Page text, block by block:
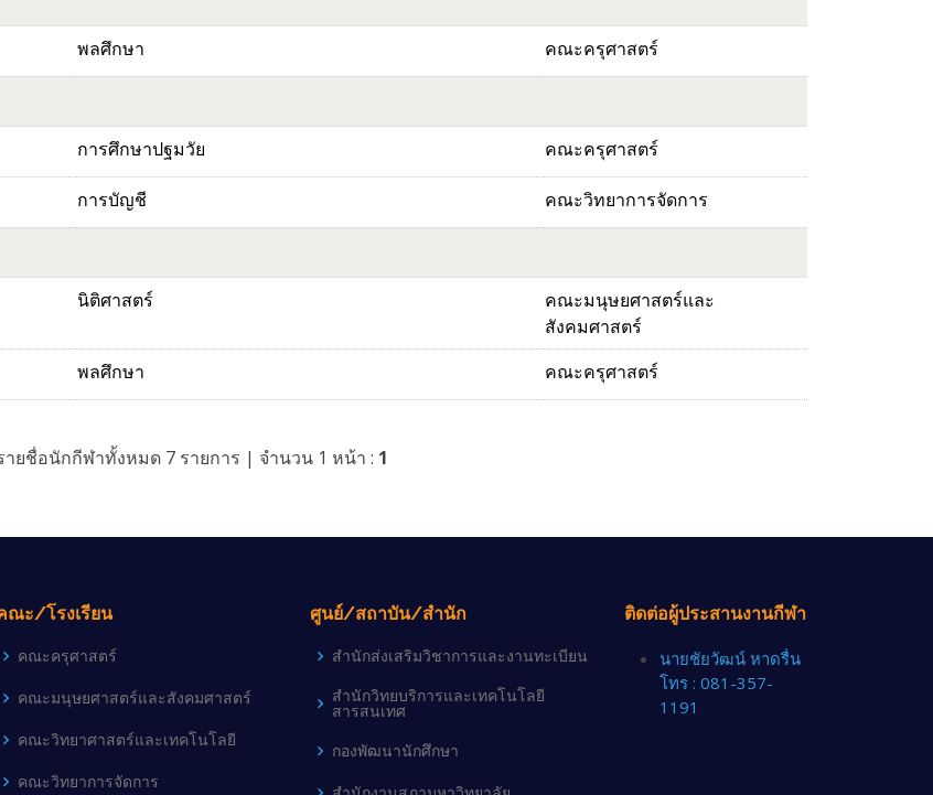
พลศึกษา คณะครุศาสตร์
การศึกษาปฐมวัย คณะครุศาสตร์
การบัญชี คณะวิทยาการจัดการ
นิติศาสตร์
คณะมนุษยศาสตร์และ
สังคมศาสตร์
พลศึกษา คณะครุศาสตร์
ายชื่อนักกีฬาทั้งหมด 7 รายการ | จำนวน 1 หน้า : 1
ณะ/โรงเรียน
คณะครุศาสตร์
คณะมนุษยศาสตร์และสังคมศาสตร์
คณะวิทยาศาสตร์และเทคโนโลยี
คณะวิทยาการจัดการ
ศูนย์/สถาบัน/สำนัก
สำนักส่งเสริมวิชาการและงานทะเบียน
สำนักวิทยบริการและเทคโนโลยี
สารสนเทศ
กองพัฒนานักศึกษา
ติดต่อผู้ประสานงานกีฬา
นายชัยวัฒน์ หาดรื่น
โทร : 081-357-
1191